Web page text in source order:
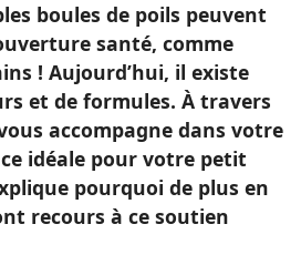
boules de poils peuvent
santé, comme
! Aujourd’hui, il existe
et de formules. À travers
accompagne dans votre
idéale pour votre petit
pourquoi de plus en
recours à ce soutien